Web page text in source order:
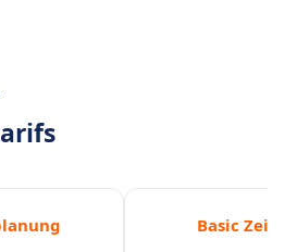
Basic